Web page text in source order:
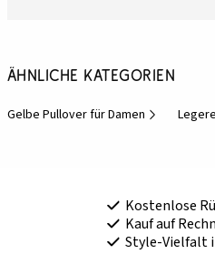
Ähnliche Kategorien
Gelbe Pullover für Damen
Kostenlose
Kauf auf
Style-Vielfalt